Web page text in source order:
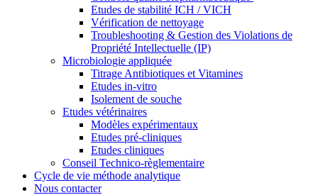
Etudes de stabilité ICH / VICH
Vérification de nettoyage
Troubleshooting & Gestion des Violations de
Propriété Intellectuelle (IP)
Microbiologie appliquée
Titrage Antibiotiques et Vitamines
Etudes in-vitro
Isolement de souche
Etudes vétérinaires
Modèles expérimentaux
Etudes pré-cliniques
Etudes cliniques
Conseil Technico-règlementaire
Cycle de vie méthode analytique
Nous contacter